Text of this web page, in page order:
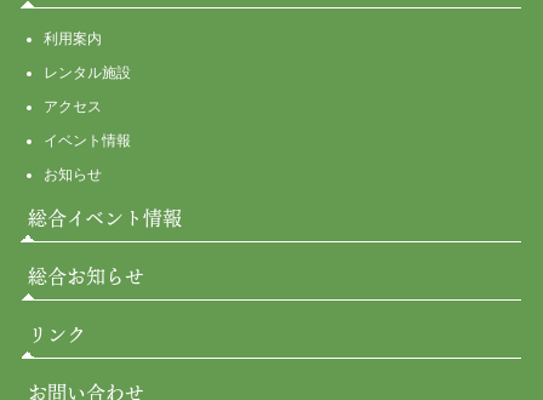
利用案内
レンタル施設
アクセス
イベント情報
お知らせ
総合イベント情報
総合お知らせ
リンク
お問い合わせ